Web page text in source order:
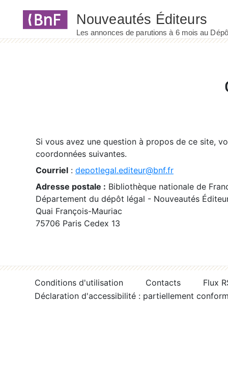
Si vous avez une question à propos de ce site,
coordonnées suivantes.
Courriel : depotlegal.editeur@bnf.fr
Adresse postale : Bibliothèque nationale de
Département du dépôt légal - Nouveautés
Quai François-Mauriac
75706 Paris Cedex 13
Conditions d'utilisation Contacts
Flux
Déclaration d'accessibilité : partiellement